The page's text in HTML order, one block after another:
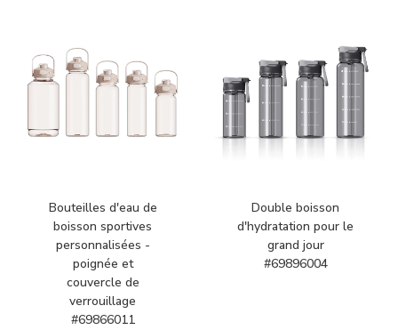
Bouteilles d'eau de
boisson sportives
personnalisées -
poignée et
couvercle de
verrouillage
#69866011
Double boisson
d'hydratation pour le
grand jour
#69896004